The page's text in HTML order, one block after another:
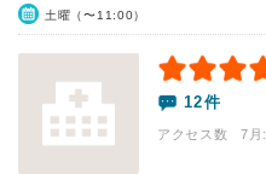
土曜（〜11:00）
12件
アクセス数 7月: